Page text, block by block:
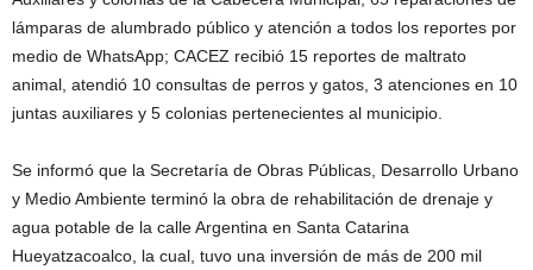
lámparas de alumbrado público y atención a todos los reportes por
medio de WhatsApp; CACEZ recibió 15 reportes de maltrato
animal, atendió 10 consultas de perros y gatos, 3 atenciones en 10
juntas auxiliares y 5 colonias pertenecientes al municipio.
Se informó que la Secretaría de Obras Públicas, Desarrollo Urbano
y Medio Ambiente terminó la obra de rehabilitación de drenaje y
agua potable de la calle Argentina en Santa Catarina
Hueyatzacoalco, la cual, tuvo una inversión de más de 200 mil